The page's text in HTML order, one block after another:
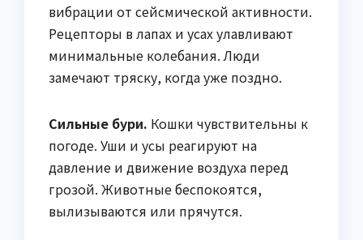
вибрации от сейсмической активности.
Рецепторы в лапах и усах улавливают
минимальные колебания. Люди
замечают тряску, когда уже поздно.
Сильные бури. Кошки чувствительны к
погоде. Уши и усы реагируют на
давление и движение воздуха перед
грозой. Животные беспокоятся,
вылизываются или прячутся.